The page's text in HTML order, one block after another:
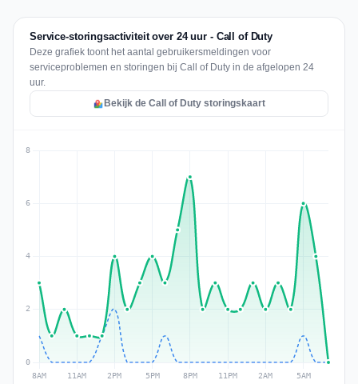
Service-storingsactiviteit over 24 uur - Call of Duty
Deze grafiek toont het aantal gebruikersmeldingen voor
serviceproblemen en storingen bij Call of Duty in de afgelopen 24
uur.
Bekijk de Call of Duty storingskaart